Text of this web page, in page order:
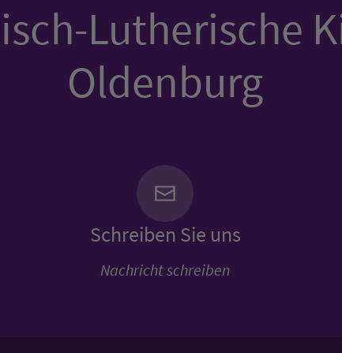
Lutherische
Oldenburg
Schreiben Sie uns
Nachricht schreiben